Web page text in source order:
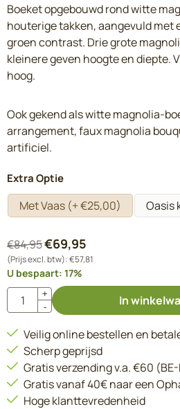
Boeket opgebouwd rond witte
houterige takken, aangevuld met
groen contrast. Drie grote
kleinere geven hoogte en diepte.
hoog.
Ook gekend als witte magnolia-
arrangement, faux magnolia
artificiel.
Maak een keuze voor
Extra Optie
Met Vaas (+ €25,00) Oasis
€84,95€69,95
(Prijs excl. btw):€57,81
U bespaart: 17%
Aantal
+
-
In
Veilig online bestellen en
Scherp geprijsd
Gratis verzending v.a. €60
Gratis vanaf 40€ naar een
Hoge klanttevredenheid